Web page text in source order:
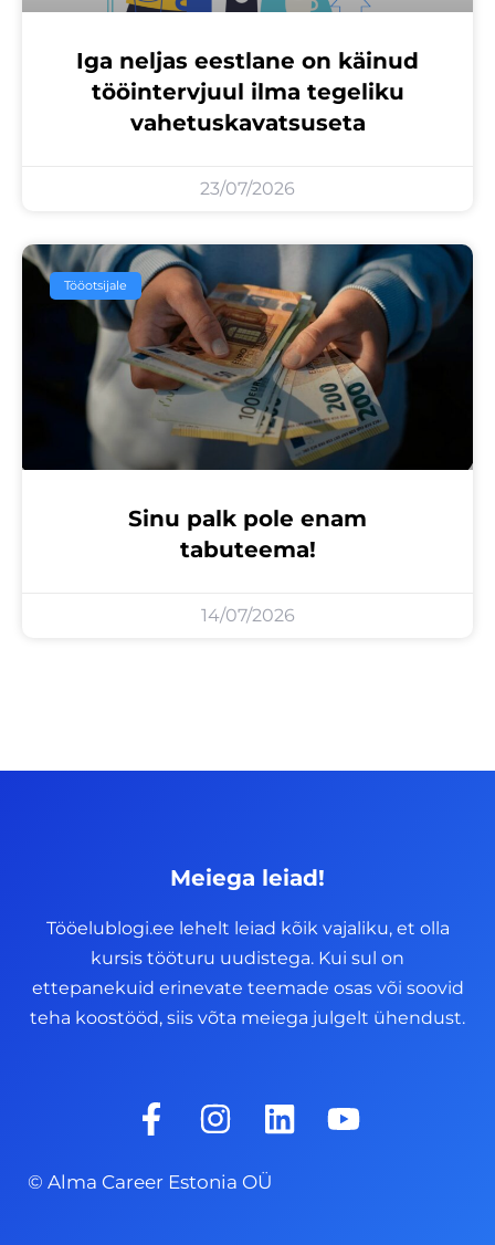
Iga neljas eestlane on käinud
tööintervjuul ilma tegeliku
vahetuskavatsuseta
23/07/2026
Tööotsijale
Sinu palk pole enam
tabuteema!
14/07/2026
Meiega leiad!
Tööelublogi.ee lehelt leiad kõik vajaliku, et olla
kursis tööturu uudistega. Kui sul on
ettepanekuid erinevate teemade osas või soovid
teha koostööd, siis võta meiega julgelt ühendust.
F
a
c
e
I
n
s
t
L
i
Y
o
© Alma Career Estonia OÜ